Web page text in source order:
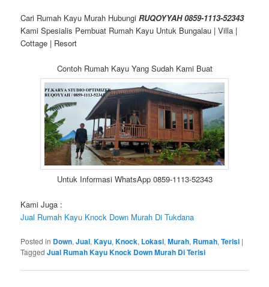
Cari Rumah Kayu Murah HubungiRUQOYYAH 0859-1113-52343
Kami Spesialis Pembuat Rumah Kayu Untuk Bungalau | Villa |
Cottage | Resort
Contoh Rumah Kayu Yang Sudah Kami Buat
Untuk Informasi WhatsApp 0859-1113-52343
Kami Juga :
Jual Rumah Kayu Knock Down Murah Di Tukdana
Posted in Down,Jual,Kayu,Knock, Lokasi,Murah, Rumah,Terisi |
Tagged Jual Rumah Kayu Knock Down Murah Di Terisi